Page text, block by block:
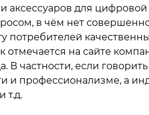
аксессуаров для
в чём нет
потребителей
отмечается на сайте
частности, если
и профессионализме, а
т.д.